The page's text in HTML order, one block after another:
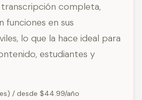
completa,
funciones en sus
lo que la hace ideal para
estudiantes y
/ desde $44.99/año